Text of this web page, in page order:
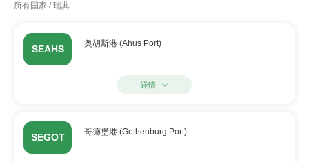
所有国家 /瑞典
SEAHS 奥胡斯港 (Ahus Port)
详情
SEGOT 哥德堡港 (Gothenburg Port)